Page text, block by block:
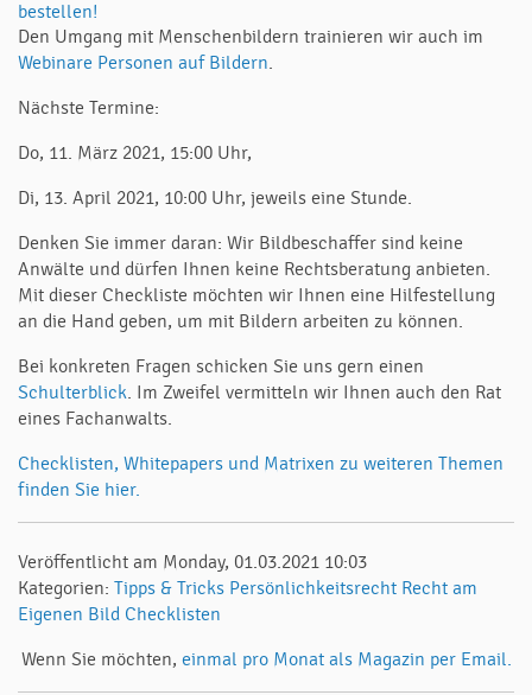
bestellen!
Den Umgang mit Menschenbildern trainieren wir auch im
Webinare Personen auf Bildern.
Nächste Termine:
Do, 11. März 2021, 15:00 Uhr,
Di, 13. April 2021, 10:00 Uhr, jeweils eine Stunde.
Denken Sie immer daran: Wir Bildbeschaffer sind keine
Anwälte und dürfen Ihnen keine Rechtsberatung anbieten.
Mit dieser Checkliste möchten wir Ihnen eine Hilfestellung
an die Hand geben, um mit Bildern arbeiten zu können.
Bei konkreten Fragen schicken Sie uns gern einen
Schulterblick. Im Zweifel vermitteln wir Ihnen auch den Rat
eines Fachanwalts.
Checklisten, Whitepapers und Matrixen zu weiteren Themen
finden Sie hier.
Veröffentlicht am Monday, 01.03.2021 10:03
Kategorien: Tipps & Tricks Persönlichkeitsrecht Recht am
Eigenen Bild Checklisten
Wenn Sie möchten, einmal pro Monat als Magazin per Email.